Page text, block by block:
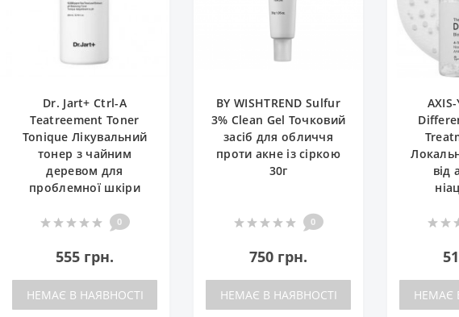
Dr. Jart+ Ctrl-A
Teatreement Toner
Tonique Лікувальний
тонер з чайним
деревом для
проблемної шкіри
0
555 грн.
НЕМАЄ В НАЯВНОСТІ
BY WISHTREND Sulfur
3% Clean Gel Точковий
засіб для обличчя
проти акне із сіркою
30г
0
750 грн.
НЕМАЄ В НАЯВНОСТІ
від
НЕМАЄ